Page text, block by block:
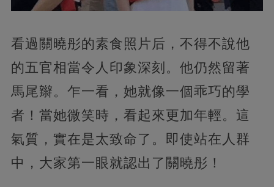
看過關曉彤的素食照片后，不得不說他
的五官相當令人印象深刻。他仍然留著
馬尾辮。乍一看，她就像一個乖巧的學
者！當她微笑時，看起來更加年輕。這
氣質，實在是太致命了。即使站在人群
中，大家第一眼就認出了關曉彤！